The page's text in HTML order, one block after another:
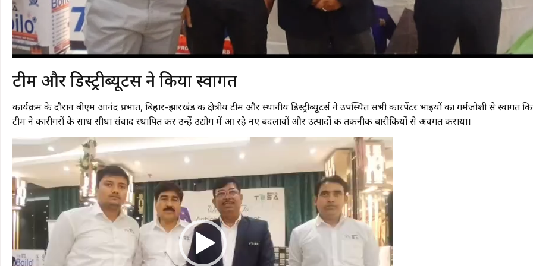
​टीम और डिस्ट्रीब्यूटर्स ने किया स्वागत
कार्यक्रम के दौरान बीएम आनंद प्रभात, बिहार-झारखंड की क्षेत्रीय टीम और स्थानीय डिस्ट्रीब्यूटर्स ने उपस्थित सभी कारपेंटर भाइयों का गर्मजोशी से स्वागत
टीम ने कारीगरों के साथ सीधा संवाद स्थापित कर उन्हें उद्योग में आ रहे नए बदलावों और उत्पादों की तकनीकी बारीकियों से अवगत कराया।
Video
Player